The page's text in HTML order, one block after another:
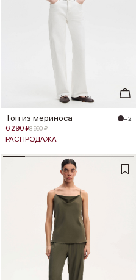
Топ из мериноса +2
6 290 ₽8 990 ₽
РАСПРОДАЖА